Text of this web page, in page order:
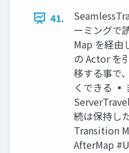
41.
ーミングで
Map を経由
の Actor を
移する事で
くできる ▪
続は保持し
Transition
AfterMap